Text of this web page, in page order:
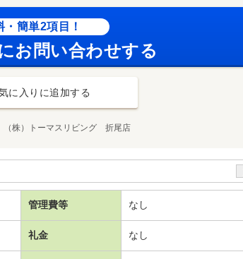
・簡単2項目！
お問い合わせする
に入りに追加する
（株）トーマスリビング 折尾店
管理費等 なし
礼金 なし